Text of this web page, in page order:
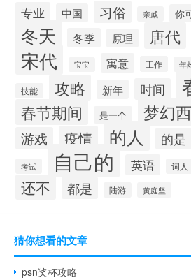
专业 中国 习俗 亲戚 你
冬天 冬季 原理 唐代
宋代 宝宝 寓意 工作 年
技能 攻略 新年 时间
春节期间 是一个 梦幻
游戏 疫情 的人 的是
考试 自己的 英语 词人
还不 都是 陆游 黄庭坚
猜你想看的文章
psn奖杯攻略